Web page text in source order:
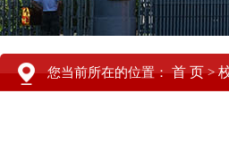
您当前所在的位置：首 页>